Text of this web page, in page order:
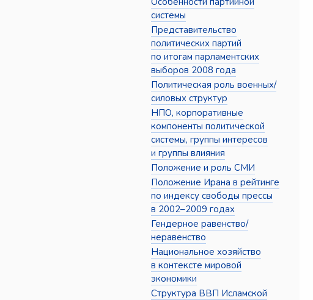
системы
Представительство
политических партий
по итогам парламентских
выборов 2008 года
Политическая роль военных/
силовых структур
НПО, корпоративные
компоненты политической
системы, группы интересов
и группы влияния
Положение и роль СМИ
Положение Ирана в рейтинге
по индексу свободы прессы
в 2002–2009 годах
Гендерное равенство/
неравенство
Национальное хозяйство
в контексте мировой
экономики
Структура ВВП Исламской